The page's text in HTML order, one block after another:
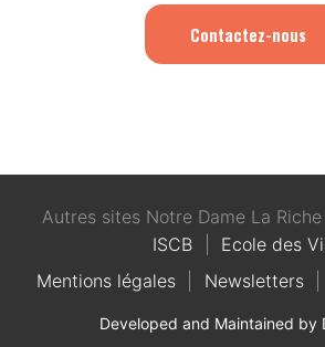
Contactez-nous
Autres sites Notre Dame La Riche
ISCB
Ecole des
Mentions légales
Newsletters
Developed and Maintained by